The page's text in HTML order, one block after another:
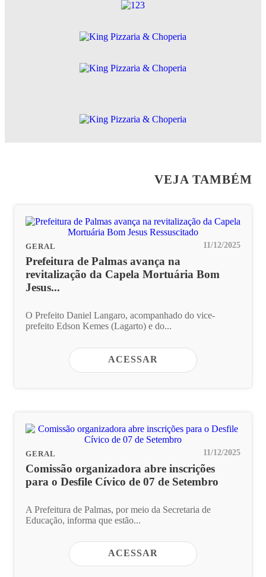
VEJA TAMBÉM
GERAL 11/12/2025
Prefeitura de Palmas avança na
revitalização da Capela Mortuária Bom
Jesus...
O Prefeito Daniel Langaro, acompanhado do vice-
prefeito Edson Kemes (Lagarto) e do...
ACESSAR
GERAL 11/12/2025
Comissão organizadora abre inscrições
para o Desfile Cívico de 07 de Setembro
A Prefeitura de Palmas, por meio da Secretaria de
Educação, informa que estão...
ACESSAR